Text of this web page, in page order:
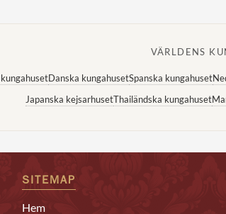
VÄRLDENS
Danska kungahusetSpanska kungahuset
Japanska kejsarhusetThailändska kungahuset
SITEMAP
Hem